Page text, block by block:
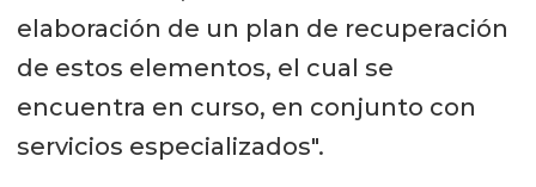
elaboración de un plan de recuperación
de estos elementos, el cual se
encuentra en curso, en conjunto con
servicios especializados".